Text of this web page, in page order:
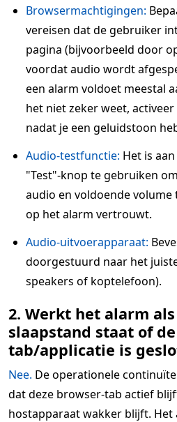
Browsermachtigingen:
vereisen dat de gebruiker
pagina (bijvoorbeeld door
voordat audio wordt
een alarm voldoet meestal
het niet zeker weet,
nadat je een geluidstoon
Audio-testfunctie: Het is
"Test"-knop te gebruiken
audio en voldoende
op het alarm vertrouwt.
Audio-uitvoerapparaat:
doorgestuurd naar het
speakers of koptelefoon).
2. Werkt het alarm
slaapstand staat of
tab/applicatie is
Nee. De operationele
dat deze browser-tab actief
hostapparaat wakker blijft.